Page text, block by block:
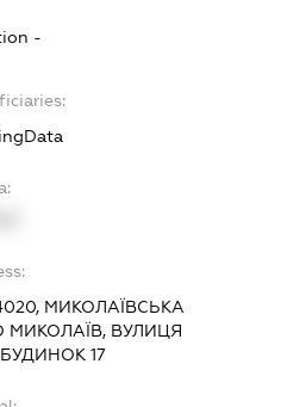
-
МИКОЛАЇВСЬКА
МИКОЛАЇВ, ВУЛИЦЯ
17